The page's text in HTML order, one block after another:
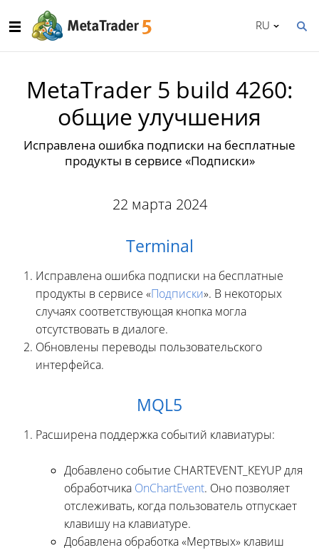
RU
MetaTrader 5 build 4260:
общие улучшения
Исправлена ошибка подписки на бесплатные
продукты в сервисе «Подписки»
22 марта 2024
Terminal
Исправлена ошибка подписки на бесплатные
продукты в сервисе «Подписки». В некоторых
случаях соответствующая кнопка могла
отсутствовать в диалоге.
Обновлены переводы пользовательского
интерфейса.
MQL5
Расширена поддержка событий клавиатуры:
Добавлено событие CHARTEVENT_KEYUP для
обработчика OnChartEvent. Оно позволяет
отслеживать, когда пользователь отпускает
клавишу на клавиатуре.
Добавлена обработка «Мертвых» клавиш